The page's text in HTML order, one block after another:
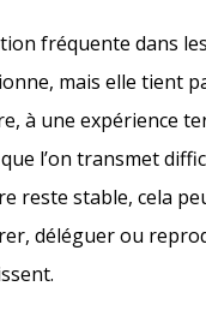
fréquente dans
mais elle tient
à une expérience
l’on transmet
reste stable, cela
déléguer ou